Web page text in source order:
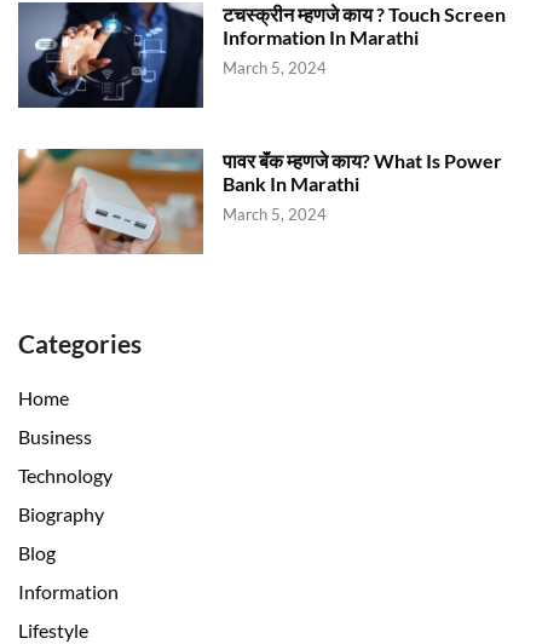
टचस्क्रीन म्हणजे काय ? Touch Screen
Information In Marathi
March 5, 2024
पावर बॅंक म्हणजे काय? What Is Power
Bank In Marathi
March 5, 2024
Categories
Home
Business
Technology
Biography
Blog
Information
Lifestyle